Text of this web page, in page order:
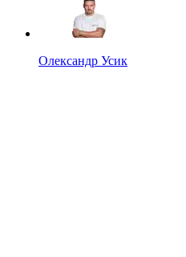
Олександр Усик